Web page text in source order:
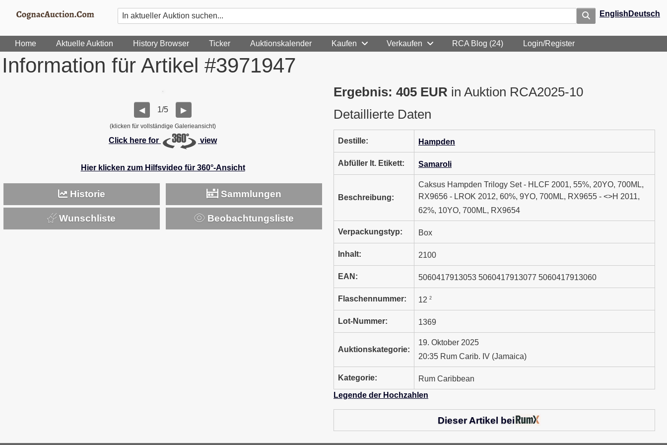
English Deutsch
Home Aktuelle Auktion History Browser Ticker Auktionskalender Kaufen Verkaufen RCA Blog (24) Login/Register
Information für Artikel #3971947
◀ 1/5 ▶
(klicken für vollständige Galerieansicht)
Click here for view
Hier klicken zum Hilfsvideo für 360°-Ansicht
Historie Sammlungen
Wunschliste Beobachtungsliste
Ergebnis: 405 EUR in Auktion RCA2025-10
Detaillierte Daten
Destille: Hampden
Abfüller lt. Etikett: Samaroli
Beschreibung:
Caksus Hampden Trilogy Set - HLCF 2001, 55%, 20YO, 700ML,
RX9656 - LROK 2012, 60%, 9YO, 700ML, RX9655 - <>H 2011,
62%, 10YO, 700ML, RX9654
Verpackungstyp: Box
Inhalt: 2100
EAN: 5060417913053 5060417913077 5060417913060
Flaschennummer: 12 2
Lot-Nummer: 1369
Auktionskategorie:
19. Oktober 2025
20:35 Rum Carib. IV (Jamaica)
Kategorie:
Rum Caribbean
Legende der Hochzahlen
Dieser Artikel bei